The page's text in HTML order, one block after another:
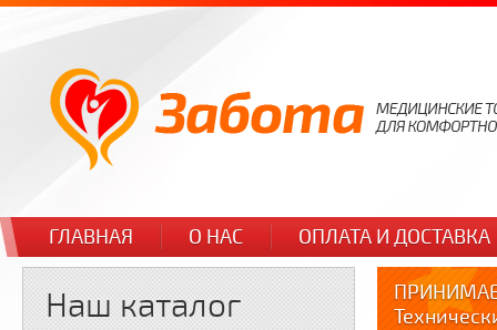
ГЛАВНАЯ О НАС ОПЛАТА И ДОСТАВКА
Наш каталог